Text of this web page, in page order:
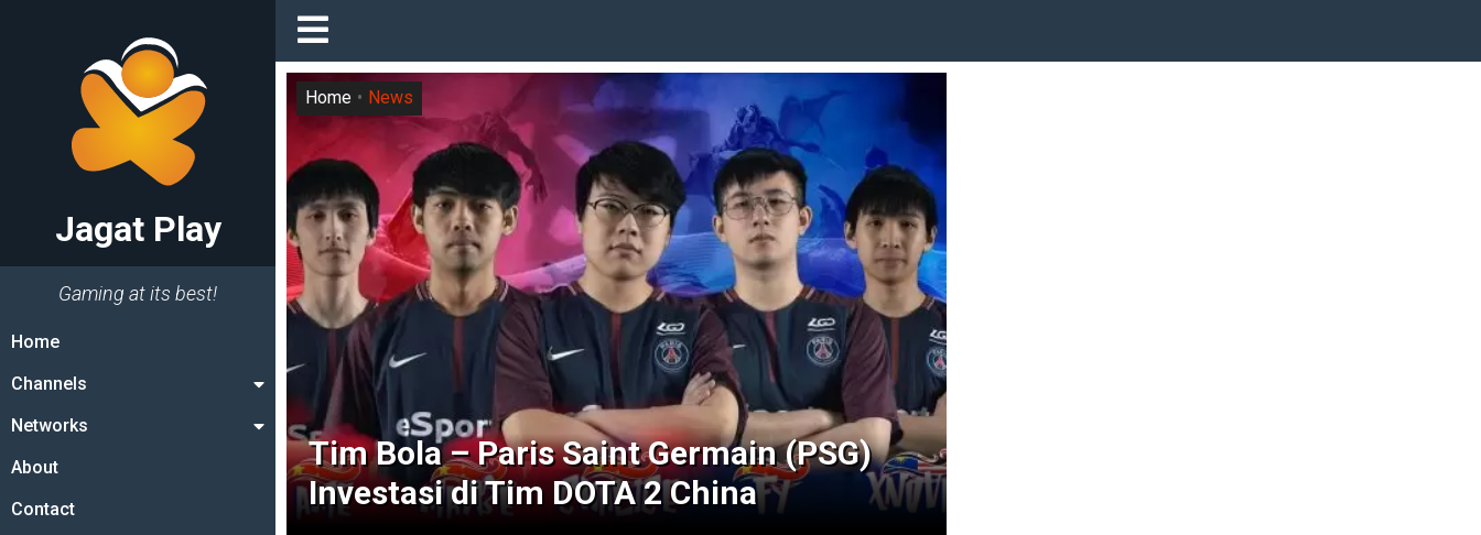
Jagat Play
Gaming at its best!
Home
Channels
Networks
About
Contact
Tim Bola – Paris Saint Germain (PSG)
Investasi di Tim DOTA 2 China
Home News